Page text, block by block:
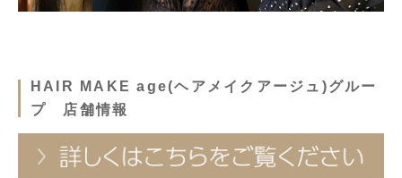
HAIR MAKE age(ヘアメイクアージュ)グルー
プ 店舗情報